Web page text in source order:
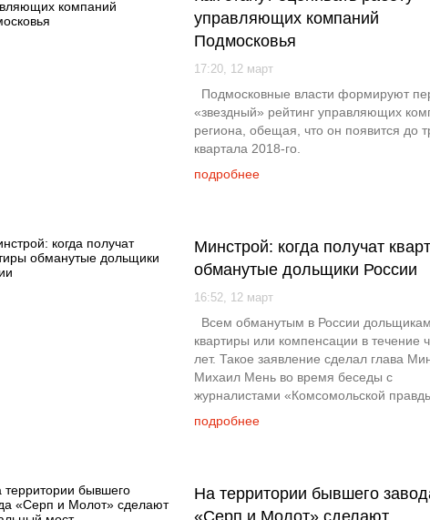
управляющих компаний
Подмосковья
17:20, 12 март
Подмосковные власти формируют
«звездный» рейтинг управляющих
региона, обещая, что он появится до
квартала 2018-го.
подробнее
Минстрой: когда получат
обманутые дольщики России
16:52, 12 март
Всем обманутым в России
квартиры или компенсации в течение
лет. Такое заявление сделал глава
Михаил Мень во время беседы с
журналистами «Комсомольской
подробнее
На территории бывшего
«Серп и Молот» сделают